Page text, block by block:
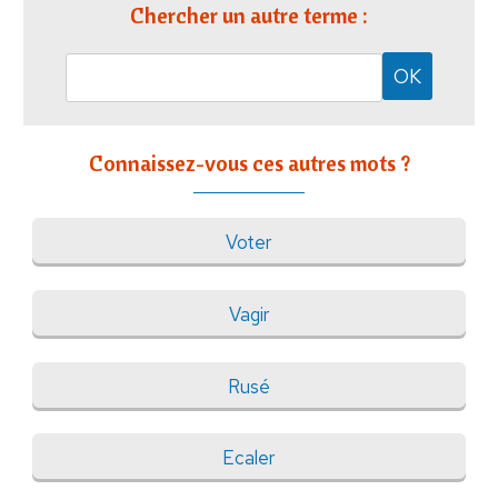
Chercher un autre terme :
Connaissez-vous ces autres mots ?
Voter
Vagir
Rusé
Ecaler